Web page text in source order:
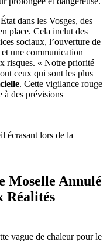
dans les Vosges, des
place. Cela inclut des
sociaux, l’ouverture de
une communication
risques. « Notre priorité
ceux qui sont les plus
. Cette vigilance rouge
à des prévisions
Moselle Annulé
Réalités
vague de chaleur pour le